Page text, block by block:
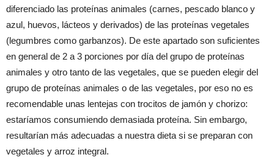
diferenciado las proteínas animales (carnes, pescado blanco y
azul, huevos, lácteos y derivados) de las proteínas vegetales
(legumbres como garbanzos). De este apartado son suficientes
en general de 2 a 3 porciones por día del grupo de proteínas
animales y otro tanto de las vegetales, que se pueden elegir del
grupo de proteínas animales o de las vegetales, por eso no es
recomendable unas lentejas con trocitos de jamón y chorizo:
estaríamos consumiendo demasiada proteína. Sin embargo,
resultarían más adecuadas a nuestra dieta si se preparan con
vegetales y arroz integral.